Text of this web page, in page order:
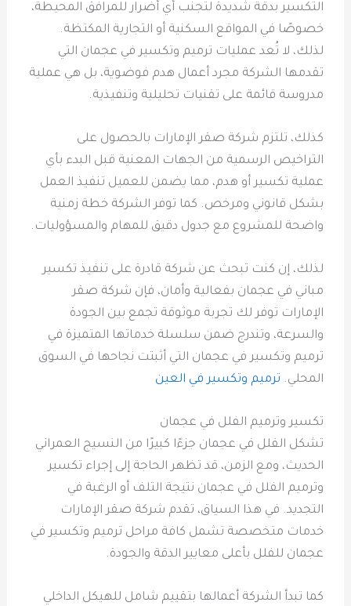
التكسير بدقة شديدة لتجنب أي أضرار للمرافق المحيطة،
خصوصًا في المواقع السكنية أو التجارية المكتظة.
لذلك، لا تُعد عمليات ترميم وتكسير في عجمان التي
تقدمها الشركة مجرد أعمال هدم فوضوية، بل هي عملية
مدروسة قائمة على تقنيات تحليلية وتنفيذية.
كذلك، تلتزم شركة صقر الإمارات بالحصول على
التراخيص الرسمية من الجهات المعنية قبل البدء بأي
عملية تكسير أو هدم، مما يضمن للعميل تنفيذ العمل
بشكل قانوني ومرخص. كما توفر الشركة خطة زمنية
واضحة للمشروع مع جدول دقيق للمهام والمسؤوليات.
لذلك، إن كنت تبحث عن شركة قادرة على تنفيذ تكسير
مباني في عجمان بفعالية وأمان، فإن شركة صقر
الإمارات توفر لك تجربة موثوقة تجمع بين الجودة
والسرعة، وتندرج ضمن سلسلة خدماتها المتميزة في
ترميم وتكسير في عجمان التي أثبتت نجاحها في السوق
المحلي. ترميم وتكسير في العين
تكسير وترميم الفلل في عجمان
تشكل الفلل في عجمان جزءًا كبيرًا من النسيج العمراني
الحديث، ومع الزمن، قد تظهر الحاجة إلى إجراء تكسير
وترميم الفلل في عجمان نتيجة التلف أو الرغبة في
التجديد. في هذا السياق، تقدم شركة صقر الإمارات
خدمات متخصصة تشمل كافة مراحل ترميم وتكسير في
عجمان للفلل بأعلى معايير الدقة والجودة.
كما تبدأ الشركة أعمالها بتقييم شامل للهيكل الداخلي